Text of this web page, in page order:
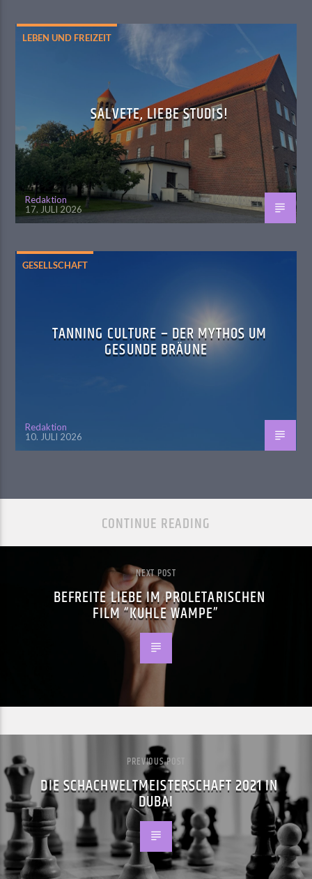
LEBEN UND FREIZEIT
SALVETE, LIEBE STUDIS!
Redaktion
17. JULI 2026
GESELLSCHAFT
TANNING CULTURE – DER MYTHOS UM
GESUNDE BRÄUNE
Redaktion
10. JULI 2026
CONTINUE READING
NEXT POST
BEFREITE LIEBE IM PROLETARISCHEN
FILM “KUHLE WAMPE”
PREVIOUS POST
DIE SCHACHWELTMEISTERSCHAFT 2021 IN
DUBAI